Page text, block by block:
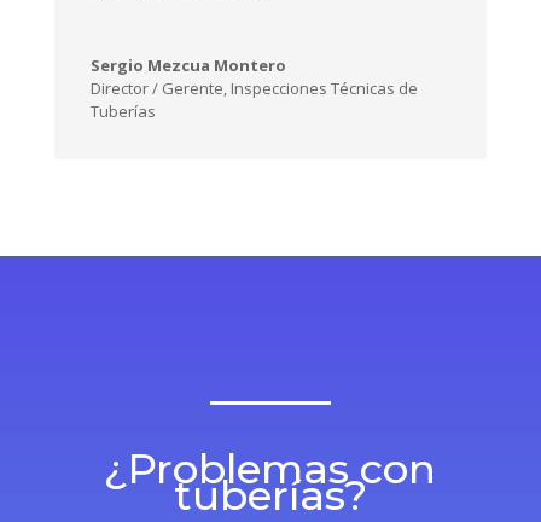
Sergio Mezcua Montero
Director / Gerente, Inspecciones Técnicas de
Tuberías
¿Problemas con
tuberías?